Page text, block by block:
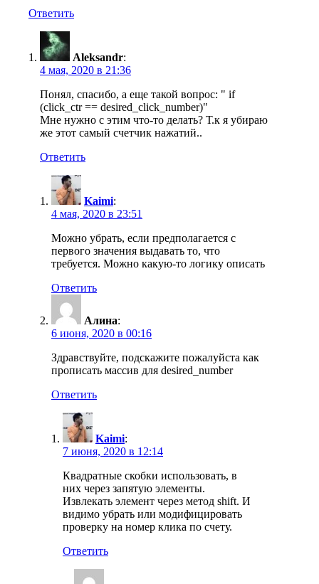
Ответить
Aleksandr:
4 мая, 2020 в 21:36
Понял, спасибо, а еще такой вопрос: " if
(click_ctr == desired_click_number)"
Мне нужно с этим что-то делать? Т.к я убираю
же этот самый счетчик нажатий..
Ответить
Kaimi:
4 мая, 2020 в 23:51
Можно убрать, если предполагается с
первого значения выдавать то, что
требуется. Можно какую-то логику описать
Ответить
Алина:
6 июня, 2020 в 00:16
Здравствуйте, подскажите пожалуйста как
прописать массив для desired_number
Ответить
Kaimi:
7 июня, 2020 в 12:14
Квадратные скобки использовать, в
них через запятую элементы.
Извлекать элемент через метод shift. И
видимо убрать или модифицировать
проверку на номер клика по счету.
Ответить